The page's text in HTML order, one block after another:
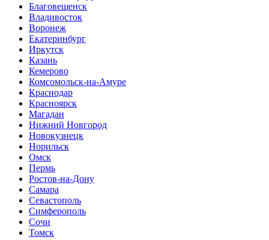
Благовещенск
Владивосток
Воронеж
Екатеринбург
Иркутск
Казань
Кемерово
Комсомольск-на-Амуре
Краснодар
Красноярск
Магадан
Нижний Новгород
Новокузнецк
Норильск
Омск
Пермь
Ростов-на-Дону
Самара
Севастополь
Симферополь
Сочи
Томск